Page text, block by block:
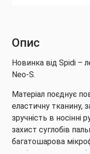
Опис
Новинка від Spidi –
Neo-S.
Матеріал поєднує
еластичну тканину,
зручність в
захист суглобів
багатошарова